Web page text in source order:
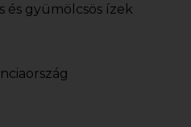
és gyümölcsös ízek